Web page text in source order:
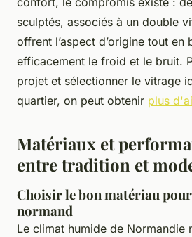
sculptés, associés à un double
offrent l’aspect d’origine tout en
efficacement le froid et le bruit.
projet et sélectionner le vitrage
quartier, on peut obtenir plus
Matériaux et
entre tradition et
Choisir le bon matériau
normand
Le climat humide de Normandie